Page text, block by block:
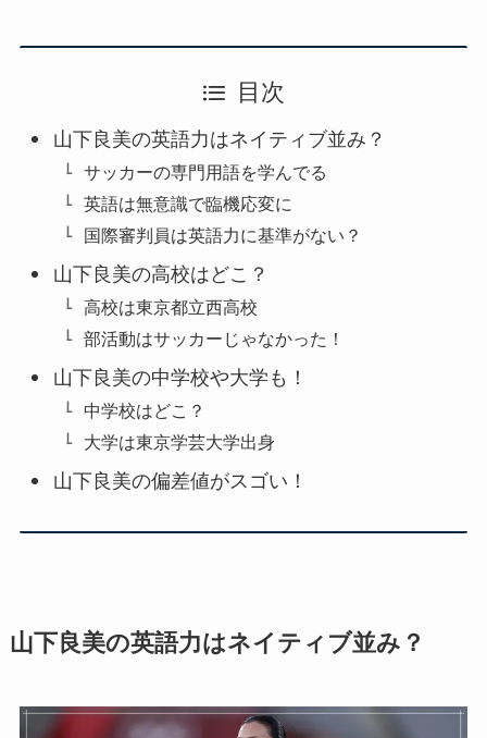
目次
山下良美の英語力はネイティブ並み？
サッカーの専門用語を学んでる
英語は無意識で臨機応変に
国際審判員は英語力に基準がない？
山下良美の高校はどこ？
高校は東京都立西高校
部活動はサッカーじゃなかった！
山下良美の中学校や大学も！
中学校はどこ？
大学は東京学芸大学出身
山下良美の偏差値がスゴい！
山下良美の英語力はネイティブ並み？